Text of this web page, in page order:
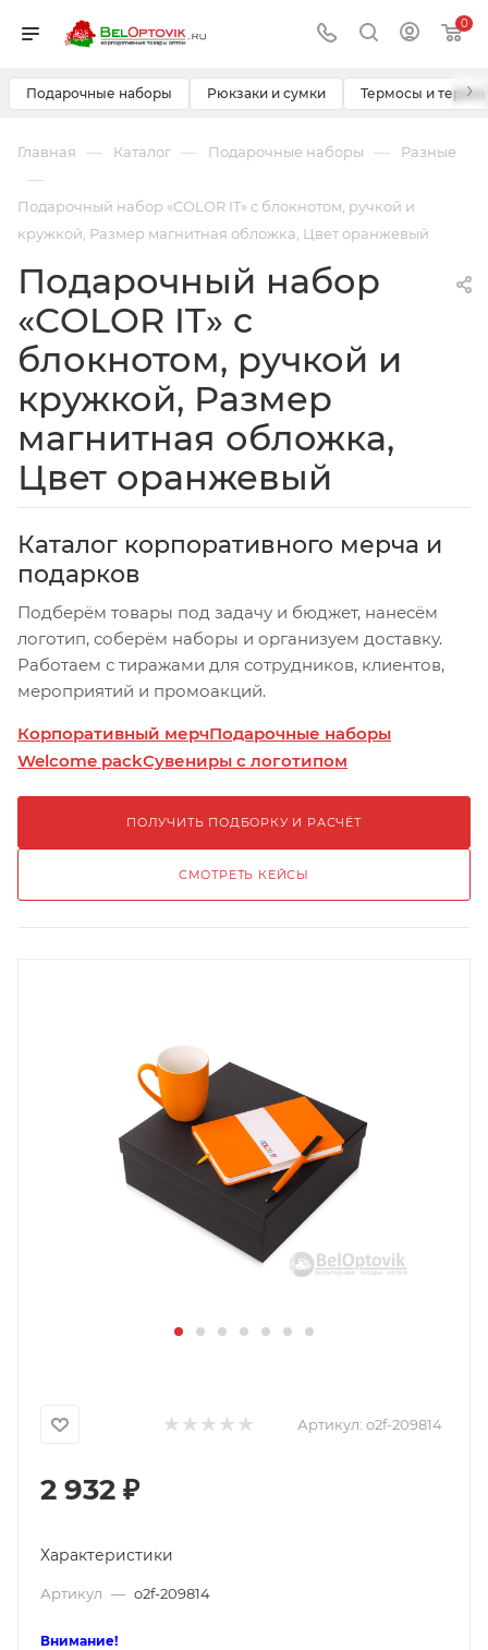
0
Подарочные наборы Рюкзаки и сумки Термосы и ›
Главная — Каталог — Подарочные наборы — Разные
—
Подарочный набор «COLOR IT» c блокнотом, ручкой и
кружкой, Размер магнитная обложка, Цвет оранжевый
Подарочный набор
«COLOR IT» c
блокнотом, ручкой и
кружкой, Размер
магнитная обложка,
Цвет оранжевый
Каталог корпоративного мерча и
подарков
Подберём товары под задачу и бюджет, нанесём
логотип, соберём наборы и организуем доставку.
Работаем с тиражами для сотрудников, клиентов,
мероприятий и промоакций.
Корпоративный мерчПодарочные наборы
Welcome packСувениры с логотипом
ПОЛУЧИТЬ ПОДБОРКУ И РАСЧЁТ
СМОТРЕТЬ КЕЙСЫ
Артикул: o2f-209814
2 932 ₽
Характеристики
Артикул — o2f-209814
Внимание!